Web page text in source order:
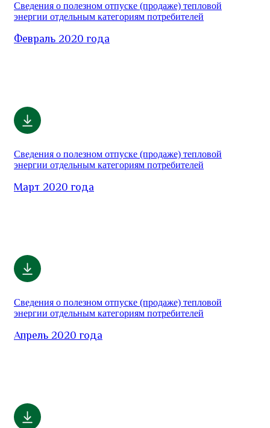
Сведения о полезном отпуске (продаже) тепловой
энергии отдельным категориям потребителей
Февраль 2020 года
Сведения о полезном отпуске (продаже) тепловой
энергии отдельным категориям потребителей
Март 2020 года
Сведения о полезном отпуске (продаже) тепловой
энергии отдельным категориям потребителей
Апрель 2020 года